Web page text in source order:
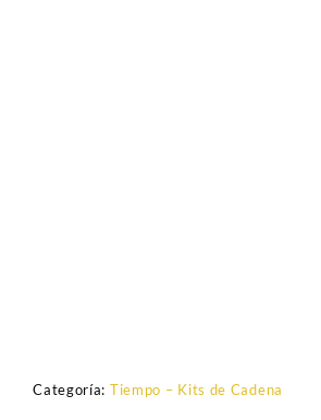
Categoría: Tiempo – Kits de Cadena